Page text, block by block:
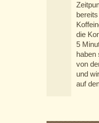
die
5
haben
von
und
auf